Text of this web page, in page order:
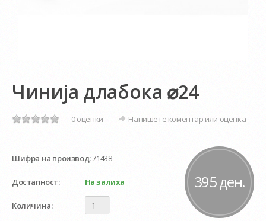
Чинија длабока ⌀24
0 оценки Напишете коментар или оценка
395 ден.
Шифра на производ:71438
Достапност: На залиха
Количина: